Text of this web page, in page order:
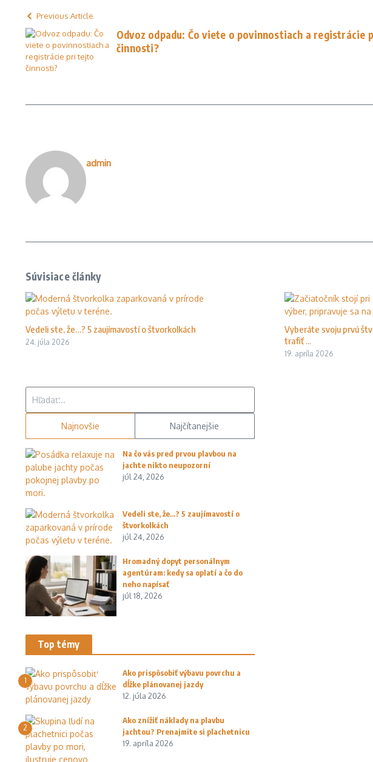
Previous Article
Odvoz odpadu: Čo viete o povinnostiach a registrácie
činnosti?
admin
Súvisiace články
Vedeli ste, že…? 5 zaujímavostí o štvorkolkách
24. júla 2026
Vyberáte svoju prvú
trafiť ...
19. apríla 2026
Najnovšie Najčítanejšie
Na čo vás pred prvou plavbou na
jachte nikto neupozorní
júl 24, 2026
Vedeli ste, že…? 5 zaujímavostí o
štvorkolkách
júl 24, 2026
Hromadný dopyt personálnym
agentúram: kedy sa oplatí a čo do
neho napísať
júl 18, 2026
Top témy
1
Ako prispôsobiť výbavu povrchu a
dĺžke plánovanej jazdy
12. júla 2026
2
Ako znížiť náklady na plavbu
jachtou? Prenajmite si plachetnicu
19. apríla 2026